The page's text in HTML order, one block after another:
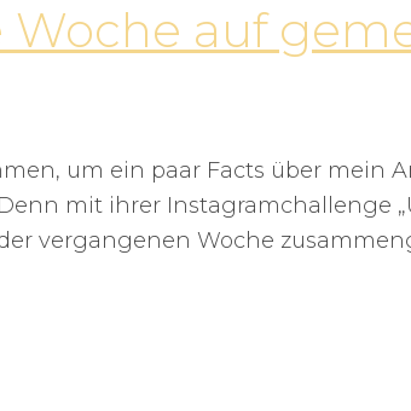
Woche auf
um ein paar Facts über mein
mit ihrer Instagramchallenge
vergangenen Woche